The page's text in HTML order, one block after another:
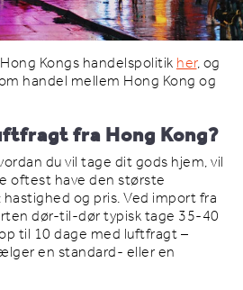
Kongs handelspolitikher, og
handel mellem Hong Kong og
fra Hong Kong?
du vil tage dit gods hjem, vil
oftest have den største
og pris. Ved import fra
dør-til-dør typisk tage 35-40
til 10 dage med luftfragt –
en standard- eller en